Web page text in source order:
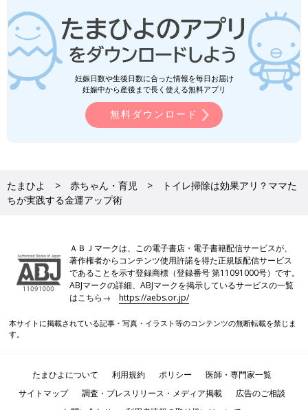
妊娠日数や生後日数に合った情報を毎日お届け
妊娠中から産後まで長く使える無料アプリ
無料ダウンロード
たまひよ 赤ちゃん・育児
トイレ掃除は効果アリ？ママた
ちが実践する金運アップ術
ＡＢＪマークは、この電子書店・電子書籍配信サービスが、
著作権者からコンテンツ使用許諾を得た正規版配信サービス
であることを示す登録商標（登録番号 第11091000号）です。
ABJマークの詳細、ABJマークを掲示しているサービスの一覧
はこちら→https://aebs.or.jp/
本サイトに掲載されている記事・写真・イラスト等のコンテンツの無断転載を禁じま
す。
たまひよについて 利用規約 ポリシー
医師・専門家一覧
サイトマップ
調査・プレスリリース・メディア掲載
広告のご相談